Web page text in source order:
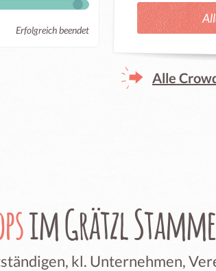
Erfolgreich beendet
Alle
im Grätzl
kl. Unternehmen,